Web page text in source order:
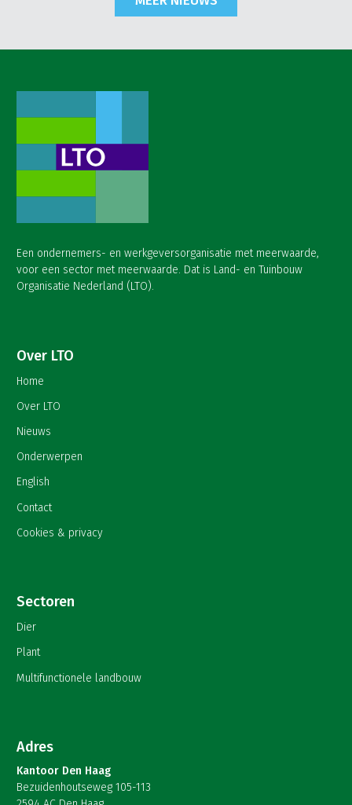
Een ondernemers- en werkgeversorganisatie met meerwaarde,
voor een sector met meerwaarde. Dat is Land- en Tuinbouw
Organisatie Nederland (LTO).
Over LTO
Home
Over LTO
Nieuws
Onderwerpen
English
Contact
Cookies & privacy
Sectoren
Dier
Plant
Multifunctionele landbouw
Adres
Kantoor Den Haag
Bezuidenhoutseweg 105-113